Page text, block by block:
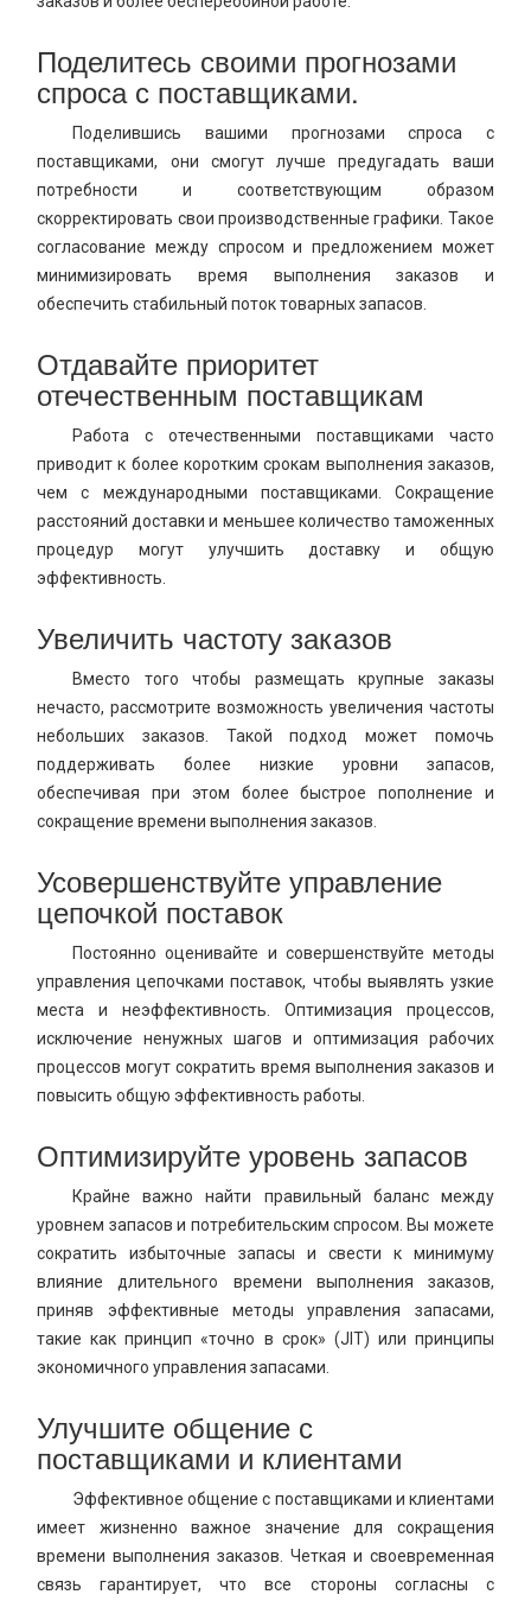
Поделитесь своими прогнозами
спроса с поставщиками.
Поделившись вашими прогнозами спроса с
поставщиками, они смогут лучше предугадать ваши
потребности и соответствующим образом
скорректировать свои производственные графики. Такое
согласование между спросом и предложением может
минимизировать время выполнения заказов и
обеспечить стабильный поток товарных запасов.
Отдавайте приоритет
отечественным поставщикам
Работа с отечественными поставщиками часто
приводит к более коротким срокам выполнения заказов,
чем с международными поставщиками. Сокращение
расстояний доставки и меньшее количество таможенных
процедур могут улучшить доставку и общую
эффективность.
Увеличить частоту заказов
Вместо того чтобы размещать крупные заказы
нечасто, рассмотрите возможность увеличения частоты
небольших заказов. Такой подход может помочь
поддерживать более низкие уровни запасов,
обеспечивая при этом более быстрое пополнение и
сокращение времени выполнения заказов.
Усовершенствуйте управление
цепочкой поставок
Постоянно оценивайте и совершенствуйте методы
управления цепочками поставок, чтобы выявлять узкие
места и неэффективность. Оптимизация процессов,
исключение ненужных шагов и оптимизация рабочих
процессов могут сократить время выполнения заказов и
повысить общую эффективность работы.
Оптимизируйте уровень запасов
Крайне важно найти правильный баланс между
уровнем запасов и потребительским спросом. Вы можете
сократить избыточные запасы и свести к минимуму
влияние длительного времени выполнения заказов,
приняв эффективные методы управления запасами,
такие как принцип «точно в срок» (JIT) или принципы
экономичного управления запасами.
Улучшите общение с
поставщиками и клиентами
Эффективное общение с поставщиками и клиентами
имеет жизненно важное значение для сокращения
времени выполнения заказов. Четкая и своевременная
связь гарантирует, что все стороны согласны с